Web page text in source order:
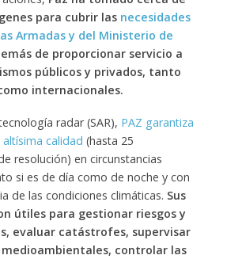
para cubrir las necesidades
Armadas y del Ministerio de
de proporcionar servicio a
públicos y privados, tanto
internacionales.
radar (SAR), PAZ garantiza
calidad (hasta 25
resolución) en circunstancias
si es de día como de noche y con
de las condiciones climáticas. Sus
útiles para gestionar riesgos y
evaluar catástrofes, supervisar
controlar las